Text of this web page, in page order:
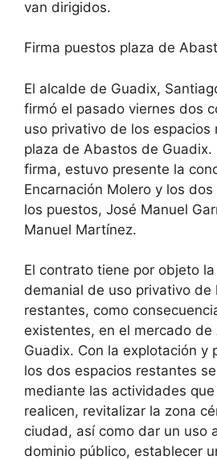
van dirigidos.
Firma puestos plaza de
El alcalde de Guadix,
firmó el pasado viernes dos
uso privativo de los espacios
plaza de Abastos de Guadix.
firma, estuvo presente la
Encarnación Molero y los
los puestos, José Manuel
Manuel Martínez.
El contrato tiene por objeto
demanial de uso privativo de
restantes, como
existentes, en el mercado de
Guadix. Con la explotación y
los dos espacios restantes
mediante las actividades
realicen, revitalizar la zona
ciudad, así como dar un uso
dominio público, establecer